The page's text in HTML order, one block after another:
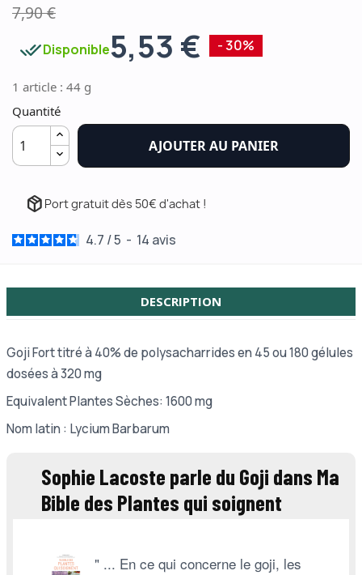
7,90 €
done_allDisponible5,53 € - 30%
1 article : 44 g
Quantité
AJOUTER AU PANIER
package_2 Port gratuit dès 50€ d'achat !
4.7 /5 - 14 avis
DESCRIPTION
Goji Fort titré à 40% de polysacharrides en 45 ou 180 gélules
dosées à 320 mg
Equivalent Plantes Sèches: 1600 mg
Nom latin : Lycium Barbarum
Sophie Lacoste parle du Goji dans Ma
Bible des Plantes qui soignent
" ... En ce qui concerne le goji, les